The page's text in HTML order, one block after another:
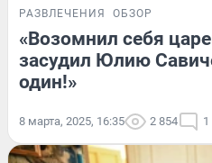
РАЗВЛЕЧЕНИЯ ОБЗОР
«Возомнил себя
засудил Юлию
один!»
8 марта, 2025, 16:35 2 854 1